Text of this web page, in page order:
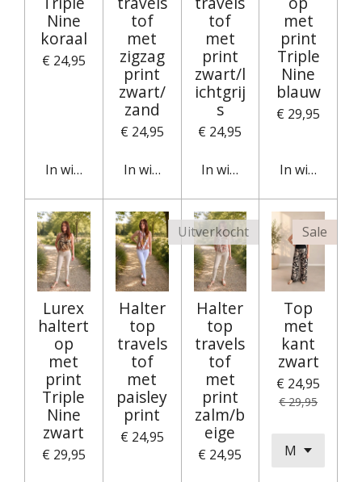
Nine
koraal
€ 24,95
In winkelwagen
tof
met
zigzag
print
zwart/
zand
€ 24,95
In winkelwagen
tof
met
print
zwart/l
ichtgrij
s
€ 24,95
In winkelwagen
met
print
Triple
Nine
blauw
€ 29,95
In
Lurex
haltert
op
met
print
Triple
Nine
zwart
€ 29,95
Halter
top
travels
tof
met
paisley
print
€ 24,95
Uitverkocht
Halter
top
travels
tof
met
print
zalm/b
eige
€ 24,95
Sale
Top
met
kant
zwart
€ 24,95
€ 29,95